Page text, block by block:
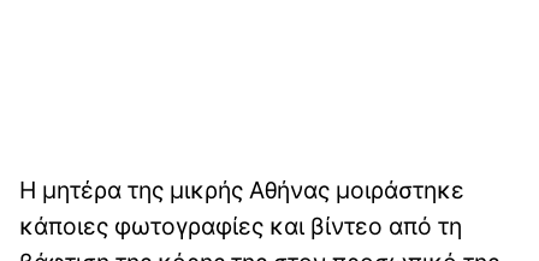
Η μητέρα της μικρής Αθήνας μοιράστηκε
κάποιες φωτογραφίες και βίντεο από τη